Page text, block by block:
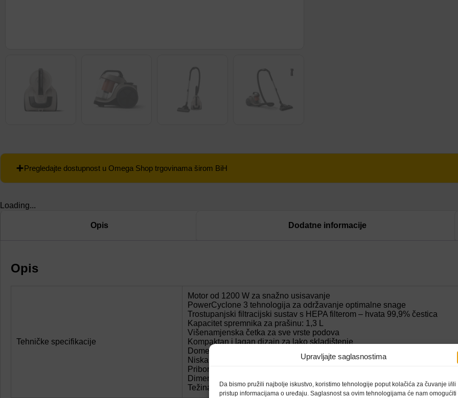
Upravljajte saglasnostima
Da bismo pružili najbolje iskustvo, koristimo tehnologije poput kolačića za čuvanje i/ili
pristup informacijama o uređaju. Saglasnost sa ovim tehnologijama će nam omogućiti
Pregledajte dostupnost u Omega Shop trgovinama širom BiH
Loading...
Opis Dodatne informacije
Opis
Tehničke specifikacije
Motor od 1200 W za snažno usisavanje
PowerCyclone 3 tehnologija za održavanje optimalne snage
Trostupanjski filtracijski sustav s HEPA filterom – hvata 99,9% čestica
Kapacitet spremnika za prašinu: 1,3 L
Višenamjenska četka za sve vrste podova
Kompaktan i lagan dizajn za lako skladištenje
Domet čišćenja: 8,5 m uz kabel dužine 6 m
Niska razina buke: 79 dB
Pribor uključuje: 2-u-1 nastavak za uske prostore
Dimenzije proizvoda: 342 × 292 × 242 mm
Težina: 3,6 kg